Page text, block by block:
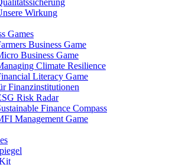
Wirkung
Games
Business Game
Business Game
Climate Resilience
Literacy Game
Finanzinstitutionen
Risk Radar
Finance Compass
Management Game